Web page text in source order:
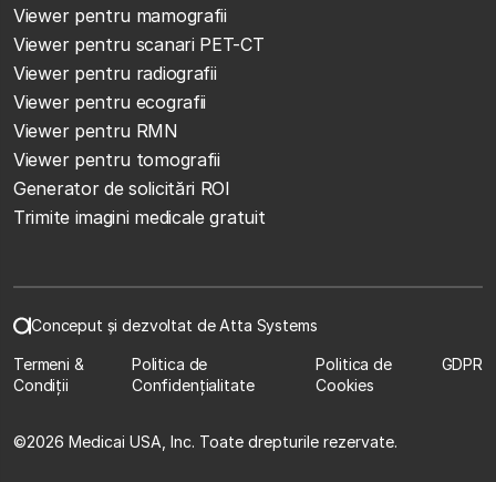
Viewer pentru mamografii
Viewer pentru scanari PET-CT
Viewer pentru radiografii
Viewer pentru ecografii
Viewer pentru RMN
Viewer pentru tomografii
Generator de solicitări ROI
Trimite imagini medicale gratuit
Conceput și dezvoltat de Atta Systems
Termeni &
Condiții
Politica de
Confidențialitate
Politica de
Cookies
GDPR
©2026 Medicai USA, Inc. Toate drepturile rezervate.